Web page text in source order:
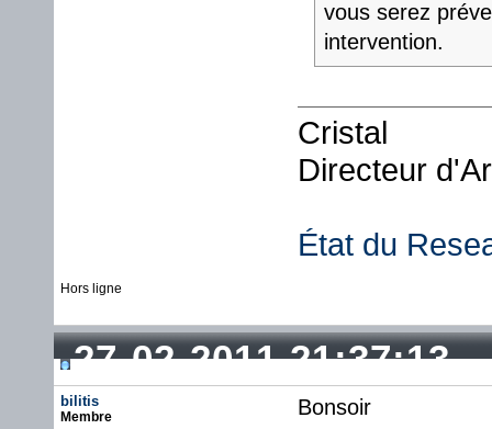
vous serez
intervention.
Cristal
Directeur
État du
Hors ligne
27-02-2011 21:37:13
bilitis
Membre
Bonsoir